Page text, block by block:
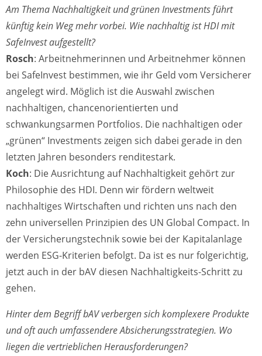
Am Thema Nachhaltigkeit und grünen Investments führt
künftig kein Weg mehr vorbei. Wie nachhaltig ist HDI mit
SafeInvest aufgestellt?
Rosch: Arbeitnehmerinnen und Arbeitnehmer können
bei SafeInvest bestimmen, wie ihr Geld vom Versicherer
angelegt wird. Möglich ist die Auswahl zwischen
nachhaltigen, chancenorientierten und
schwankungsarmen Portfolios. Die nachhaltigen oder
„grünen“ Investments zeigen sich dabei gerade in den
letzten Jahren besonders renditestark.
Koch: Die Ausrichtung auf Nachhaltigkeit gehört zur
Philosophie des HDI. Denn wir fördern weltweit
nachhaltiges Wirtschaften und richten uns nach den
zehn universellen Prinzipien des UN Global Compact. In
der Versicherungstechnik sowie bei der Kapitalanlage
werden ESG-Kriterien befolgt. Da ist es nur folgerichtig,
jetzt auch in der bAV diesen Nachhaltigkeits-Schritt zu
gehen.
Hinter dem Begriff bAV verbergen sich komplexere Produkte
und oft auch umfassendere Absicherungsstrategien. Wo
liegen die vertrieblichen Herausforderungen?